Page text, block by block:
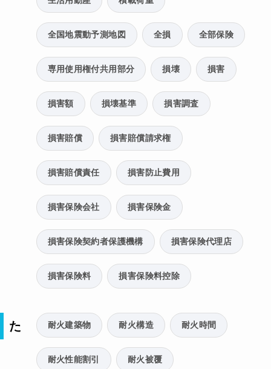
全国地震動予測地図 全損 全部保険
専用使用権付共用部分 損壊 損害
損害額 損壊基準 損害調査
損害賠償 損害賠償請求権
損害賠償責任 損害防止費用
損害保険会社 損害保険金
損害保険契約者保護機構 損害保険代理店
損害保険料 損害保険料控除
た 耐火建築物 耐火構造 耐火時間
耐火性能割引 耐火被覆